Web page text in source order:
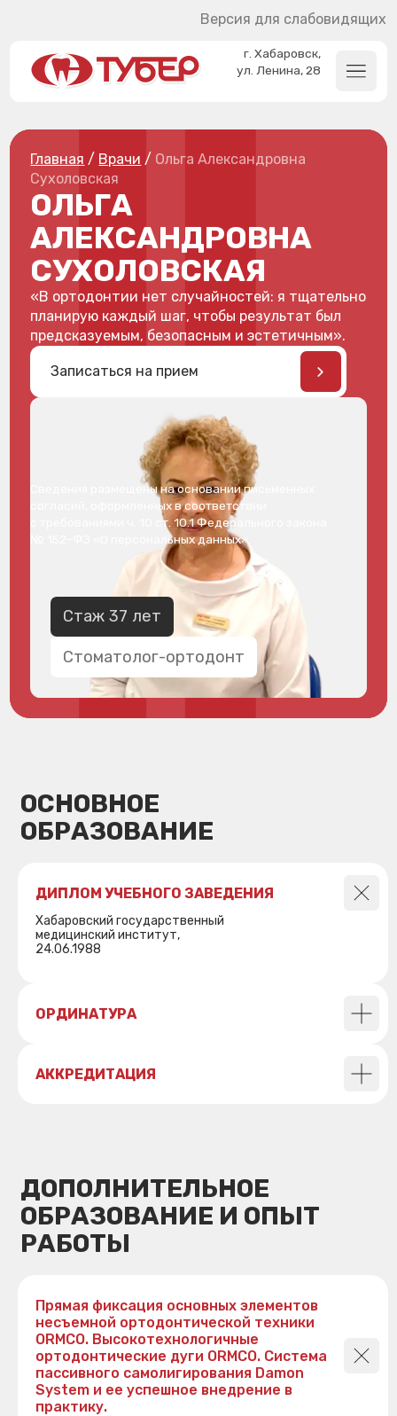
Версия для слабовидящих
г. Хабаровск,
ул. Ленина, 28
Сухоловская
ОЛЬГА
АЛЕКСАНДРОВНА
СУХОЛОВСКАЯ
«В ортодонтии нет случайностей: я тщательно
планирую каждый шаг, чтобы результат был
предсказуемым, безопасным и эстетичным».
Записаться на прием
Стоматолог-ортодонт
Сведения размещены на основании письменных
согласий, оформленных в соответствии
с требованиями ч. 10 ст. 10.1 Федерального закона
№ 152-ФЗ «О персональных данных».
ОСНОВНОЕ
ОБРАЗОВАНИЕ
ДИПЛОМ УЧЕБНОГО ЗАВЕДЕНИЯ
Хабаровский государственный
медицинский институт,
24.06.1988
ОРДИНАТУРА
АККРЕДИТАЦИЯ
РАБОТЫ
Прямая фиксация основных элементов
несъемной ортодонтической техники
ORMCO. Высокотехнологичные
ортодонтические дуги ORMCO. Система
пассивного самолигирования Damon
System и ее успешное внедрение в
практику.